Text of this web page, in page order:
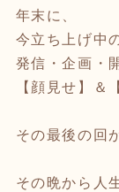
年末に、
今立ち上げ中
発信・企画・
【顔見せ】＆
その最後の回
その晩から人